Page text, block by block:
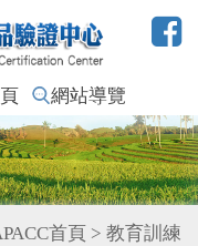
網站導覽
首頁 > 教育訓練